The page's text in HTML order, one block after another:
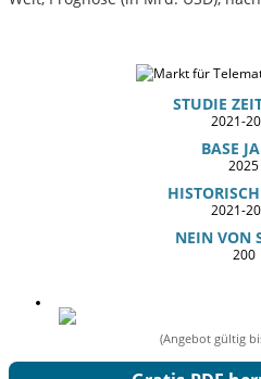
STUDIE
2021-
BASE
2025
2021-
NEIN VON
200
(Angebot gültig